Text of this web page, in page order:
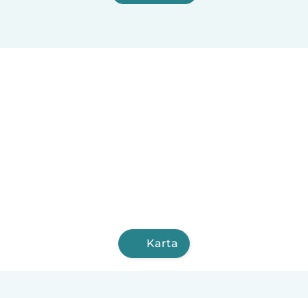
Karta